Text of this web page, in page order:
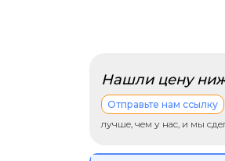
Нашли цену
Отправьте нам ссылку
лучше, чем у нас, и мы